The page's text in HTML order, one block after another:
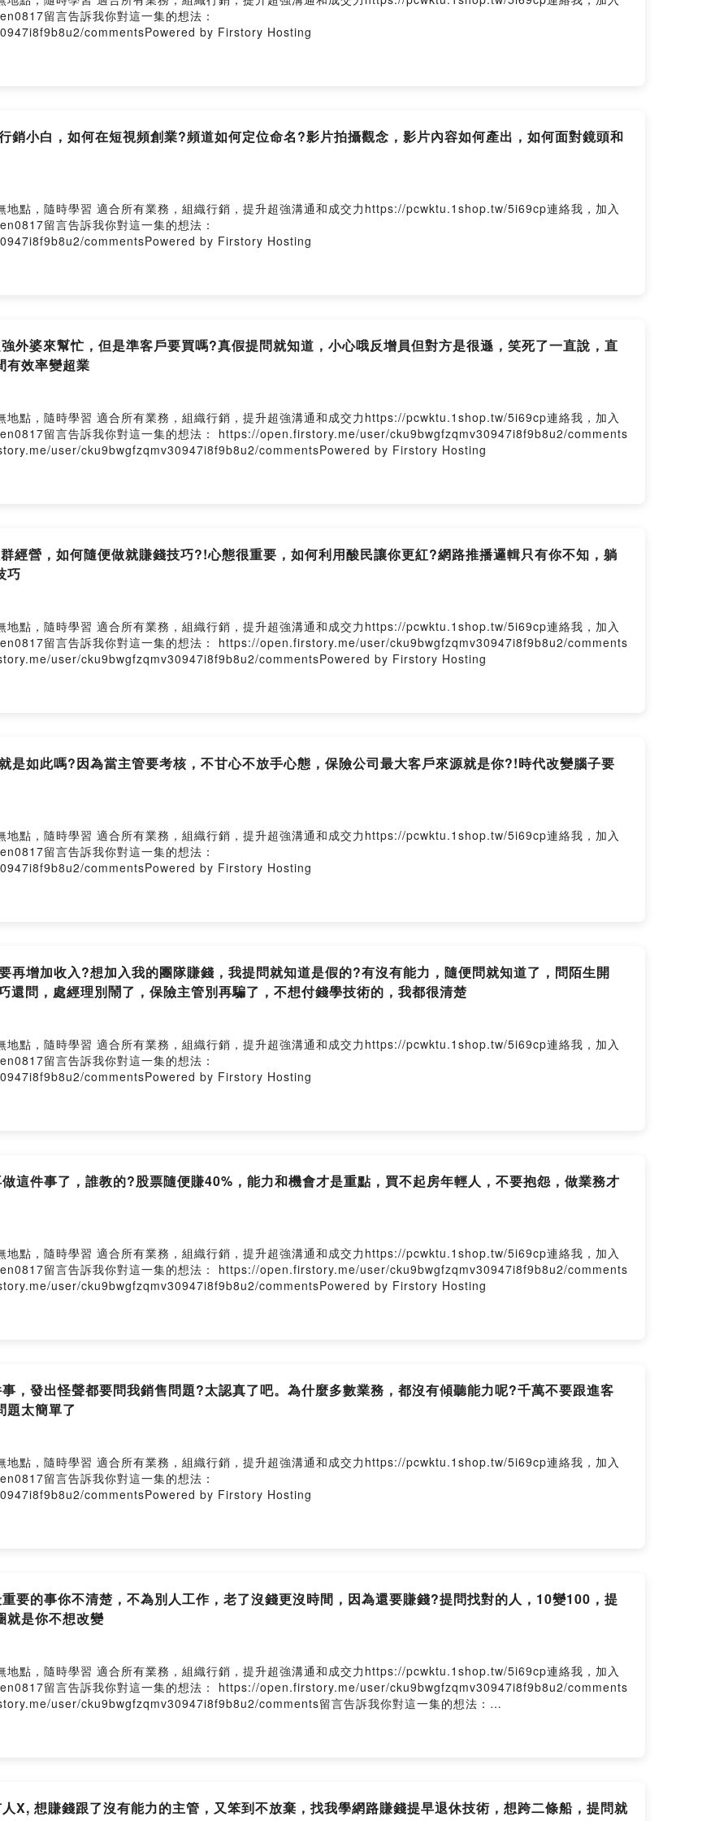
留言告訴我你對這一集的想法：
commentsPowered by Firstory Hosting
銷小白，如何在短視頻創業?頻道如何定位命名?影片拍攝觀念，影片內容如何產出，如何面對鏡頭和
地點，隨時學習 適合所有業務，組織行銷，提升超強溝通和成交力https://pcwktu.1shop.tw/5i69cp連絡我，加入
留言告訴我你對這一集的想法：
commentsPowered by Firstory Hosting
外婆來幫忙，但是準客戶要買嗎?真假提問就知道，小心哦反增員但對方是很遜，笑死了一直說，直
有效率變超業
地點，隨時學習 適合所有業務，組織行銷，提升超強溝通和成交力https://pcwktu.1shop.tw/5i69cp連絡我，加入
留言告訴我你對這一集的想法： https://open.firstory.me/user/cku9bwgfzqmv30947i8f9b8u2/comments
user/cku9bwgfzqmv30947i8f9b8u2/commentsPowered by Firstory Hosting
經營，如何隨便做就賺錢技巧?!心態很重要，如何利用酸民讓你更紅?網路推播邏輯只有你不知，躺
巧
地點，隨時學習 適合所有業務，組織行銷，提升超強溝通和成交力https://pcwktu.1shop.tw/5i69cp連絡我，加入
留言告訴我你對這一集的想法： https://open.firstory.me/user/cku9bwgfzqmv30947i8f9b8u2/comments
user/cku9bwgfzqmv30947i8f9b8u2/commentsPowered by Firstory Hosting
是如此嗎?因為當主管要考核，不甘心不放手心態，保險公司最大客戶來源就是你?!時代改變腦子要
地點，隨時學習 適合所有業務，組織行銷，提升超強溝通和成交力https://pcwktu.1shop.tw/5i69cp連絡我，加入
留言告訴我你對這一集的想法：
commentsPowered by Firstory Hosting
再增加收入?想加入我的團隊賺錢，我提問就知道是假的?有沒有能力，隨便問就知道了，問陌生開
還問，處經理別鬧了，保險主管別再騙了，不想付錢學技術的，我都很清楚
地點，隨時學習 適合所有業務，組織行銷，提升超強溝通和成交力https://pcwktu.1shop.tw/5i69cp連絡我，加入
留言告訴我你對這一集的想法：
commentsPowered by Firstory Hosting
這件事了，誰教的?股票隨便賺40%，能力和機會才是重點，買不起房年輕人，不要抱怨，做業務才
地點，隨時學習 適合所有業務，組織行銷，提升超強溝通和成交力https://pcwktu.1shop.tw/5i69cp連絡我，加入
留言告訴我你對這一集的想法： https://open.firstory.me/user/cku9bwgfzqmv30947i8f9b8u2/comments
user/cku9bwgfzqmv30947i8f9b8u2/commentsPowered by Firstory Hosting
，發出怪聲都要問我銷售問題?太認真了吧。為什麼多數業務，都沒有傾聽能力呢?千萬不要跟進客
題太簡單了
地點，隨時學習 適合所有業務，組織行銷，提升超強溝通和成交力https://pcwktu.1shop.tw/5i69cp連絡我，加入
留言告訴我你對這一集的想法：
commentsPowered by Firstory Hosting
要的事你不清楚，不為別人工作，老了沒錢更沒時間，因為還要賺錢?提問找對的人，10變100，提
就是你不想改變
地點，隨時學習 適合所有業務，組織行銷，提升超強溝通和成交力https://pcwktu.1shop.tw/5i69cp連絡我，加入
留言告訴我你對這一集的想法： https://open.firstory.me/user/cku9bwgfzqmv30947i8f9b8u2/comments
user/cku9bwgfzqmv30947i8f9b8u2/comments留言告訴我你對這一集的想法：
X, 想賺錢跟了沒有能力的主管，又笨到不放棄，找我學網路賺錢提早退休技術，想跨二條船，提問就